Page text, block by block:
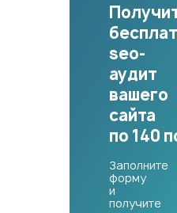
seo-
аудит
вашего
сайта
по 140
Заполните
форму
и
получите